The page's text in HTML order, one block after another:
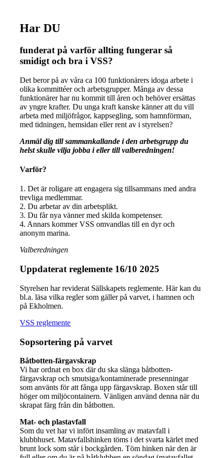
Har DU
funderat på varför allting fungerar så
smidigt och bra i VSS?
Det beror på av våra ca 100 funktionärers idoga arbete i
olika kommittéer och arbetsgrupper. Många av dessa
funktionärer har nu kommit till åren och behöver ersättas
av yngre krafter. Du unga kraft kanske känner att du vill
arbeta med miljöfrågor, kappsegling, som hamnförman,
med tidningen, hemsidan eller rent av i styrelsen?
Anmäl dig till sammankallande i den arbetsgrupp du
helst skulle vilja jobba i eller till valberedningen!
Varför?
1. Det är roligare att engagera sig tillsammans med andra
trevliga medlemmar.
2. Du arbetar av din arbetsplikt.
3. Du får nya vänner med skilda kompetenser.
4. Annars kommer VSS omvandlas till en dyr och
anonym marina.
Valberedningen
Uppdaterat reglemente 16/10 2025
Styrelsen har reviderat Sällskapets reglemente. Här kan du
bl.a. läsa vilka regler som gäller på varvet, i hamnen och
på Ekholmen.
VSS reglemente
Sopsortering på varvet
Båtbotten-färgavskrap
Vi har ordnat en box där du ska slänga båtbotten-
färgavskrap och smutsiga/kontaminerade presenningar
som använts för att fånga upp färgavskrap. Boxen står till
höger om miljöcontainern. Vänligen använd denna när du
skrapat färg från din båtbotten.
Mat- och plastavfall
Som du vet har vi infört insamling av matavfall i
klubbhuset. Matavfallshinken töms i det svarta kärlet med
brunt lock som står i bockgården. Töm hinken när den är